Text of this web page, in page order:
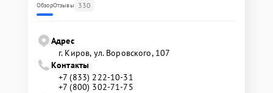
ОбзорОтзывы 330
Адрес
г. Киров, ул. Воровского, 107
Контакты
+7 (833) 222-10-31
+7 (800) 302-71-75